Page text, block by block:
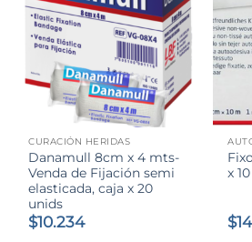
CURACIÓN HERIDAS
Danamull 8cm x 4 mts-
Venda de Fijación semi
elasticada, caja x 20
unids
$10.234
x
$